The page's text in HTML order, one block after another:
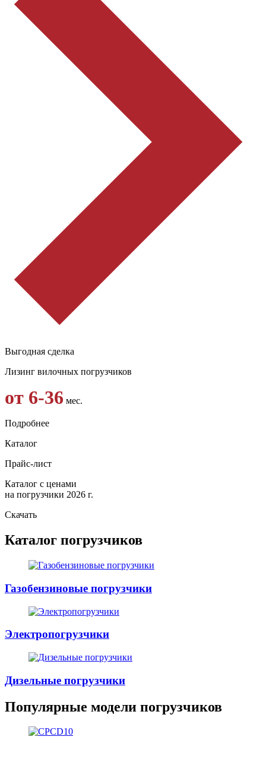
Выгодная сделка
Лизинг вилочных погрузчиков
от 6-36 мес.
Подробнее
Каталог
Прайс-лист
Каталог с ценами
на погрузчики 2026 г.
Скачать
Каталог погрузчиков
Газобензиновые погрузчики
Электропогрузчики
Дизельные погрузчики
Популярные модели погрузчиков